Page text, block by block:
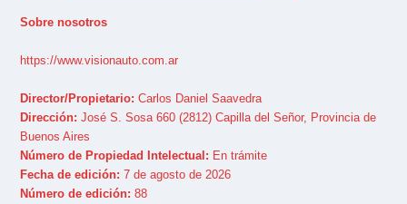
Sobre nosotros
https://www.visionauto.com.ar
Director/Propietario: Carlos Daniel Saavedra
Dirección: José S. Sosa 660 (2812) Capilla del Señor, Provincia de
Buenos Aires
Número de Propiedad Intelectual: En trámite
Fecha de edición: 7 de agosto de 2026
Número de edición: 88